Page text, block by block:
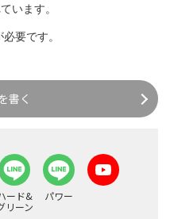
います。
必要です。
書く
ード&
リーン
パワー